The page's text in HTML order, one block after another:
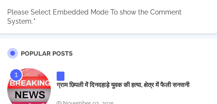
Please Select Embedded Mode To show the Comment
System.*
POPULAR POSTS
ग्राम छिपली में दिनदहाड़े युवक की हत्या, क्षेत्र में फैली सनसनी